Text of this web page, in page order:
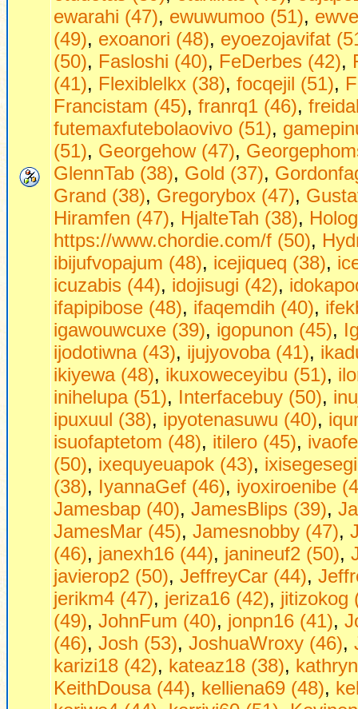
ewarahi (47), ewuwumoo (51),
(49), exoanori (48), eyoezojavifat
(50), Fasloshi (40), FeDerbes (42),
(41), Flexiblelkx (38), focqejil (51),
Francistam (45), franrq1 (46),
futemaxfutebolaovivo (51),
(51), Georgehow (47),
GlennTab (38), Gold (37),
Grand (38), Gregorybox (47),
Hiramfen (47), HjalteTah (38),
https://www.chordie.com/f (50),
ibijufvopajum (48), icejiqueq (38),
icuzabis (44), idojisugi (42),
ifapipibose (48), ifaqemdih (40),
igawouwcuxe (39), igopunon (45),
ijodotiwna (43), ijujyovoba (41),
ikiyewa (48), ikuxoweceyibu (51),
inihelupa (51), Interfacebuy (50),
ipuxuul (38), ipyotenasuwu (40),
isuofaptetom (48), itilero (45),
(50), ixequyeuapok (43),
(38), IyannaGef (46), iyoxiroenibe
Jamesbap (40), JamesBlips (39),
JamesMar (45), Jamesnobby (47),
(46), janexh16 (44), janineuf2 (50),
javierop2 (50), JeffreyCar (44),
jerikm4 (47), jeriza16 (42), jitizokog
(49), JohnFum (40), jonpn16 (41),
(46), Josh (53), JoshuaWroxy (46),
karizi18 (42), kateaz18 (38),
KeithDousa (44), kelliena69 (48),